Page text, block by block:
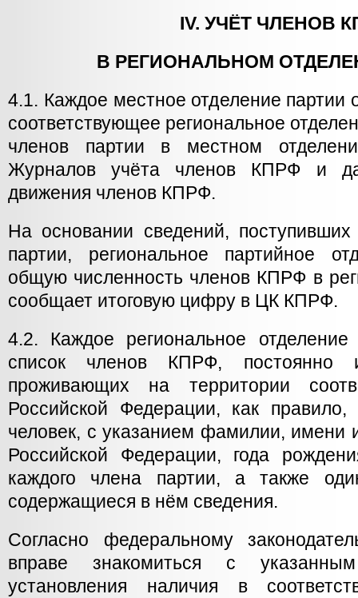
IV. УЧЁТ ЧЛЕНОВ
В РЕГИОНАЛЬНОМ
4.1. Каждое местное отделение партии
соответствующее региональное
членов партии в местном
Журналов учёта членов КПРФ и
движения членов КПРФ.
На основании сведений,
партии, региональное партийное
общую численность членов КПРФ в
сообщает итоговую цифру в ЦК КПРФ.
4.2. Каждое региональное
список членов КПРФ, постоянно
проживающих на территории
Российской Федерации, как
человек, с указанием фамилии, имени
Российской Федерации, года
каждого члена партии, а также
содержащиеся в нём сведения.
Согласно федеральному
вправе знакомиться с
установления наличия в